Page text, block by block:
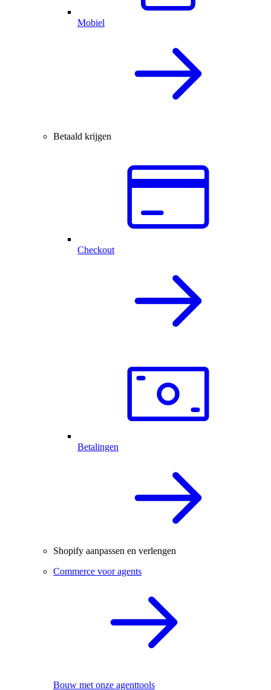
Mobiel
Betaald krijgen
Checkout
Betalingen
Shopify aanpassen en verlengen
Commerce voor agents
Bouw met onze agenttools